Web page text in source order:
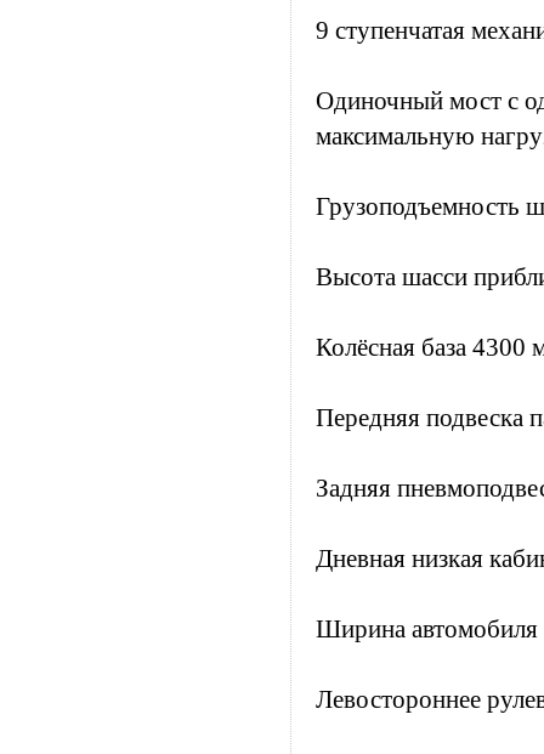
9 ступенчатая
Одиночный мост с
максимальную
Грузоподъемность
Высота шасси
Колёсная база 4300
Передняя подвеска
Задняя
Дневная низкая
Ширина
Левостороннее